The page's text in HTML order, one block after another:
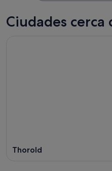
Ciudades cerca
Thorold